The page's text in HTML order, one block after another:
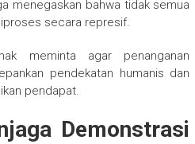
menegaskan bahwa tidak semua
secara represif.
meminta agar penanganan
pendekatan humanis dan
pendapat.
Demonstrasi